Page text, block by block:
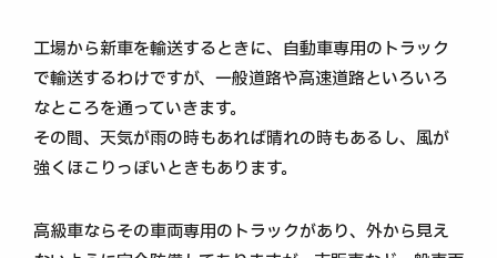
工場から新車を輸送するときに、自動車専用のトラック
で輸送するわけですが、一般道路や高速道路といろいろ
なところを通っていきます。
その間、天気が雨の時もあれば晴れの時もあるし、風が
強くほこりっぽいときもあります。
高級車ならその車両専用のトラックがあり、外から見え